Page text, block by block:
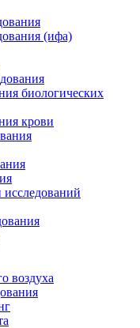
(ифа)
биологических
крови
воздуха